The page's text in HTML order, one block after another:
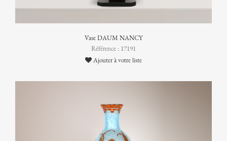
Vase DAUM NANCY
Référence : 17191
Ajouter à votre liste